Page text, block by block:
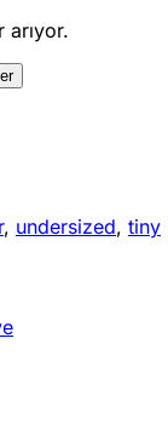
arıyor.
, undersized, tiny